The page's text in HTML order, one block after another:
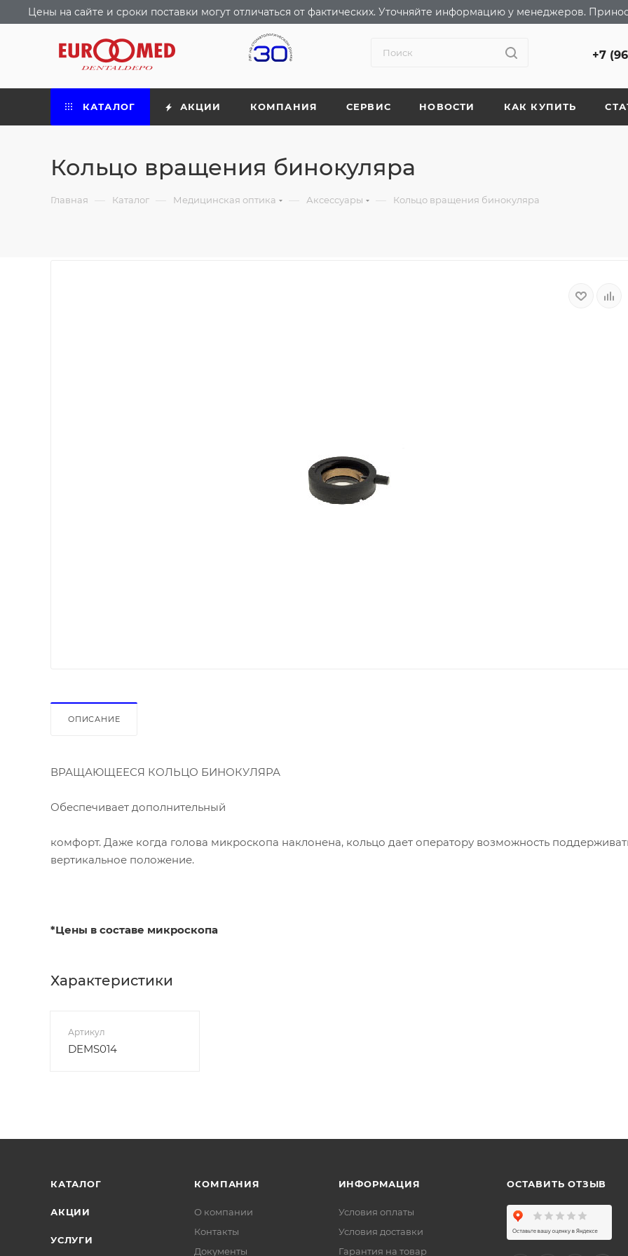
Цены на сайте и сроки поставки могут отличаться от фактических. Уточняйте информацию у менеджеров.
+7
КАТАЛОГ АКЦИИ КОМПАНИЯ СЕРВИС НОВОСТИ КАК КУПИТЬ
Кольцо вращения бинокуляра
Главная — Каталог — Медицинская оптика — Аксессуары — Кольцо вращения бинокуляра
ОПИСАНИЕ
ВРАЩАЮЩЕЕСЯ КОЛЬЦО БИНОКУЛЯРА
Обеспечивает дополнительный
комфорт. Даже когда голова микроскопа наклонена, кольцо дает оператору возможность
вертикальное положение.
*Цены в составе микроскопа
Характеристики
Артикул
DEMS014
КАТАЛОГ
АКЦИИ
УСЛУГИ
КОМПАНИЯ
О компании
Контакты
Документы
ИНФОРМАЦИЯ
Условия оплаты
Условия доставки
Гарантия на товар
ОСТАВИТЬ ОТЗЫВ